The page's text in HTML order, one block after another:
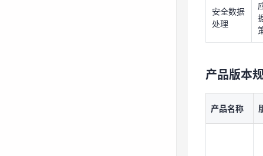
产品名
称
堡垒机
安全数据
处理
产品版本
产品名称